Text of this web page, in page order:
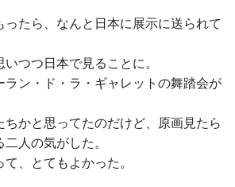
たら、なんと日本に展示に送られて
つつ日本で見ることに。
ラン・ド・ラ・ギャレットの舞踏会が
ちかと思ってたのだけど、原画見たら
人の気がした。
、とてもよかった。